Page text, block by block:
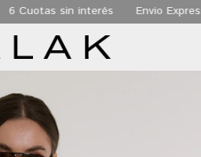
6 Cuotas sin interés Envio